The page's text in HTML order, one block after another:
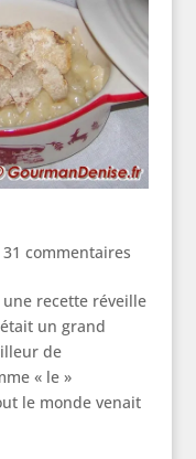
31 commentaires
recette réveille
un grand
de
« le »
le monde venait